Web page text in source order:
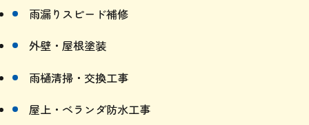
雨漏りスピード補修
外壁・屋根塗装
雨樋清掃・交換工事
屋上・ベランダ防水工事